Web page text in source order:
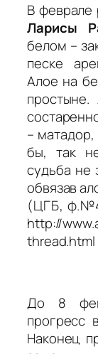
В феврале
Ларисы
белом –
песке
Алое на
– матадор,
бы, так
судьба не
обвязав
(ЦГБ,
http://
thread.html
До 8
прогресс
Наконец